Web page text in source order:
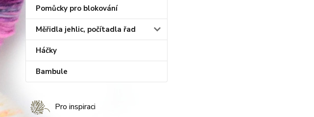
Pomůcky pro blokování
Měřidla jehlic, počítadla řad
Háčky
Bambule
Pro inspiraci